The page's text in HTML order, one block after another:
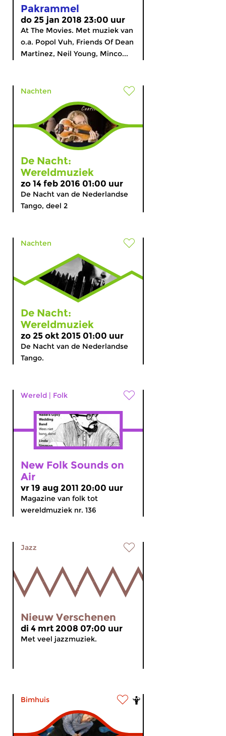
Pakrammel
do 25 jan 2018 23:00 uur
At The Movies. Met muziek van
o.a. Popol Vuh, Friends Of Dean
Martinez, Neil Young, Minco...
Nachten
De Nacht:
Wereldmuziek
zo 14 feb 2016 01:00 uur
De Nacht van de Nederlandse
Tango, deel 2
Nachten
De Nacht:
Wereldmuziek
zo 25 okt 2015 01:00 uur
De Nacht van de Nederlandse
Tango.
Wereld | Folk
New Folk Sounds on
Air
vr 19 aug 2011 20:00 uur
Magazine van folk tot
wereldmuziek nr. 136
Jazz
Nieuw Verschenen
di 4 mrt 2008 07:00 uur
Met veel jazzmuziek.
Bimhuis